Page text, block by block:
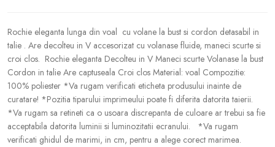
Rochie eleganta lunga din voal cu volane la bust si cordon detasabil in
talie . Are decolteu in V accesorizat cu volanase fluide, maneci scurte si
croi clos. Rochie eleganta Decolteu in V Maneci scurte Volanase la bust
Cordon in talie Are captuseala Croi clos Material: voal Compozitie:
100% poliester *Va rugam verificati eticheta produsului inainte de
curatare! *Pozitia tiparului imprimeului poate fi diferita datorita taierii.
*Va rugam sa retineti ca o usoara discrepanta de culoare ar trebui sa fie
acceptabila datorita luminii si luminozitatii ecranului. *Va rugam
verificati ghidul de marimi, in cm, pentru a alege corect marimea.